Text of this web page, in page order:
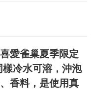
愛雀巢夏季限定
樣冷水可溶，沖泡
香料，是使用真